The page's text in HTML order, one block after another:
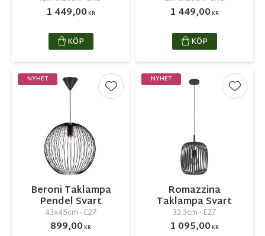
1 449,00KR
KÖP
1 449,00KR
KÖP
Beroni Taklampa
Pendel Svart
43x45cm - E27
899,00KR
NYHET
Lägg till i favoriter
Romazzina
Taklampa Svart
32.3cm - E27
1 095,00KR
NYHET
Lägg